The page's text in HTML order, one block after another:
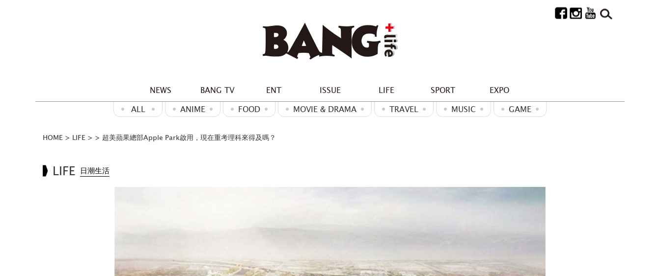
NEWS BANG TV ENT ISSUE LIFE SPORT EXPO
ALL ANIME FOOD MOVIE & DRAMA TRAVEL MUSIC GAME
HOME > LIFE > > 超美蘋果總部Apple Park啟用，現在重考理科來得及嗎？
LIFE 日潮生活